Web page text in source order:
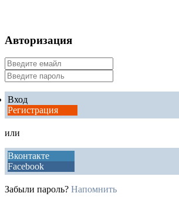
Авторизация
Вход
Регистрация
или
Вконтакте
Facebook
Забыли пароль? Напомнить